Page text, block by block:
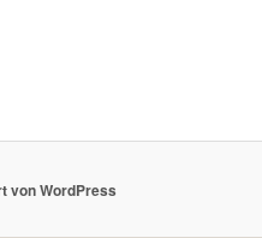
von WordPress